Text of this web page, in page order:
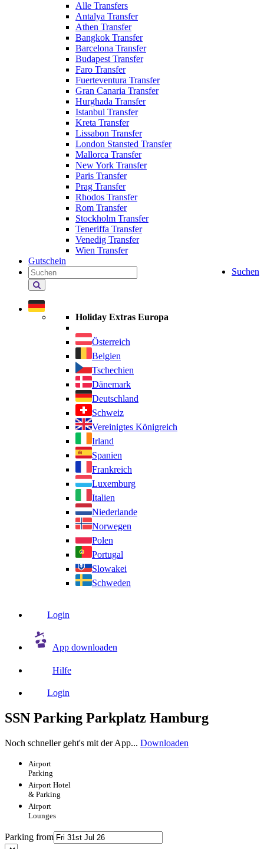
Alle Transfers
Antalya Transfer
Athen Transfer
Bangkok Transfer
Barcelona Transfer
Budapest Transfer
Faro Transfer
Fuerteventura Transfer
Gran Canaria Transfer
Hurghada Transfer
Istanbul Transfer
Kreta Transfer
Lissabon Transfer
London Stansted Transfer
Mallorca Transfer
New York Transfer
Paris Transfer
Prag Transfer
Rhodos Transfer
Rom Transfer
Stockholm Transfer
Teneriffa Transfer
Venedig Transfer
Wien Transfer
Gutschein
Suchen
Holiday Extras durchsuchen
Holiday Extras Europa
Österreich
Belgien
Tschechien
Dänemark
Deutschland
Schweiz
Vereinigtes Königreich
Irland
Spanien
Frankreich
Luxemburg
Italien
Niederlande
Norwegen
Polen
Portugal
Slowakei
Schweden
Login
App downloaden
Hilfe
Login
SSN Parking Parkplatz Hamburg
Noch schneller geht's mit der App... Downloaden
Airport
Parking
Airport Hotel
& Parking
Airport
Lounges
Parking from